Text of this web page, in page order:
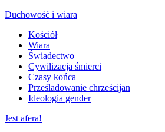
Duchowość i wiara
Kościół
Wiara
Świadectwo
Cywilizacja śmierci
Czasy końca
Prześladowanie chrześcijan
Ideologia gender
Jest afera!